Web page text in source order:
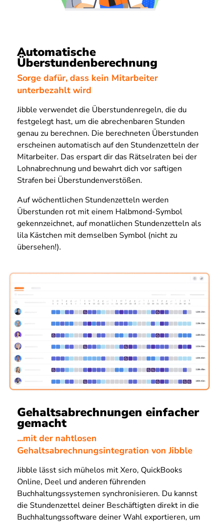
Automatische
Überstundenberechnung
Sorge dafür, dass kein Mitarbeiter
unterbezahlt wird
Jibble verwendet die Überstundenregeln, die du
festgelegt hast, um die abrechenbaren Stunden
genau zu berechnen. Die berechneten Überstunden
erscheinen automatisch auf den Stundenzetteln der
Mitarbeiter. Das erspart dir das Rätselraten bei der
Lohnabrechnung und bewahrt dich vor saftigen
Strafen bei Überstundenverstößen.
Auf wöchentlichen Stundenzetteln werden
Überstunden rot mit einem Halbmond-Symbol
gekennzeichnet, auf monatlichen Stundenzetteln als
lila Kästchen mit demselben Symbol (nicht zu
übersehen!).
Gehaltsabrechnungen einfacher
gemacht
...mit der nahtlosen
Gehaltsabrechnungsintegration von Jibble
Jibble lässt sich mühelos mit Xero, QuickBooks
Online, Deel und anderen führenden
Buchhaltungssystemen synchronisieren. Du kannst
die Stundenzettel deiner Beschäftigten direkt in die
Buchhaltungssoftware deiner Wahl exportieren, um